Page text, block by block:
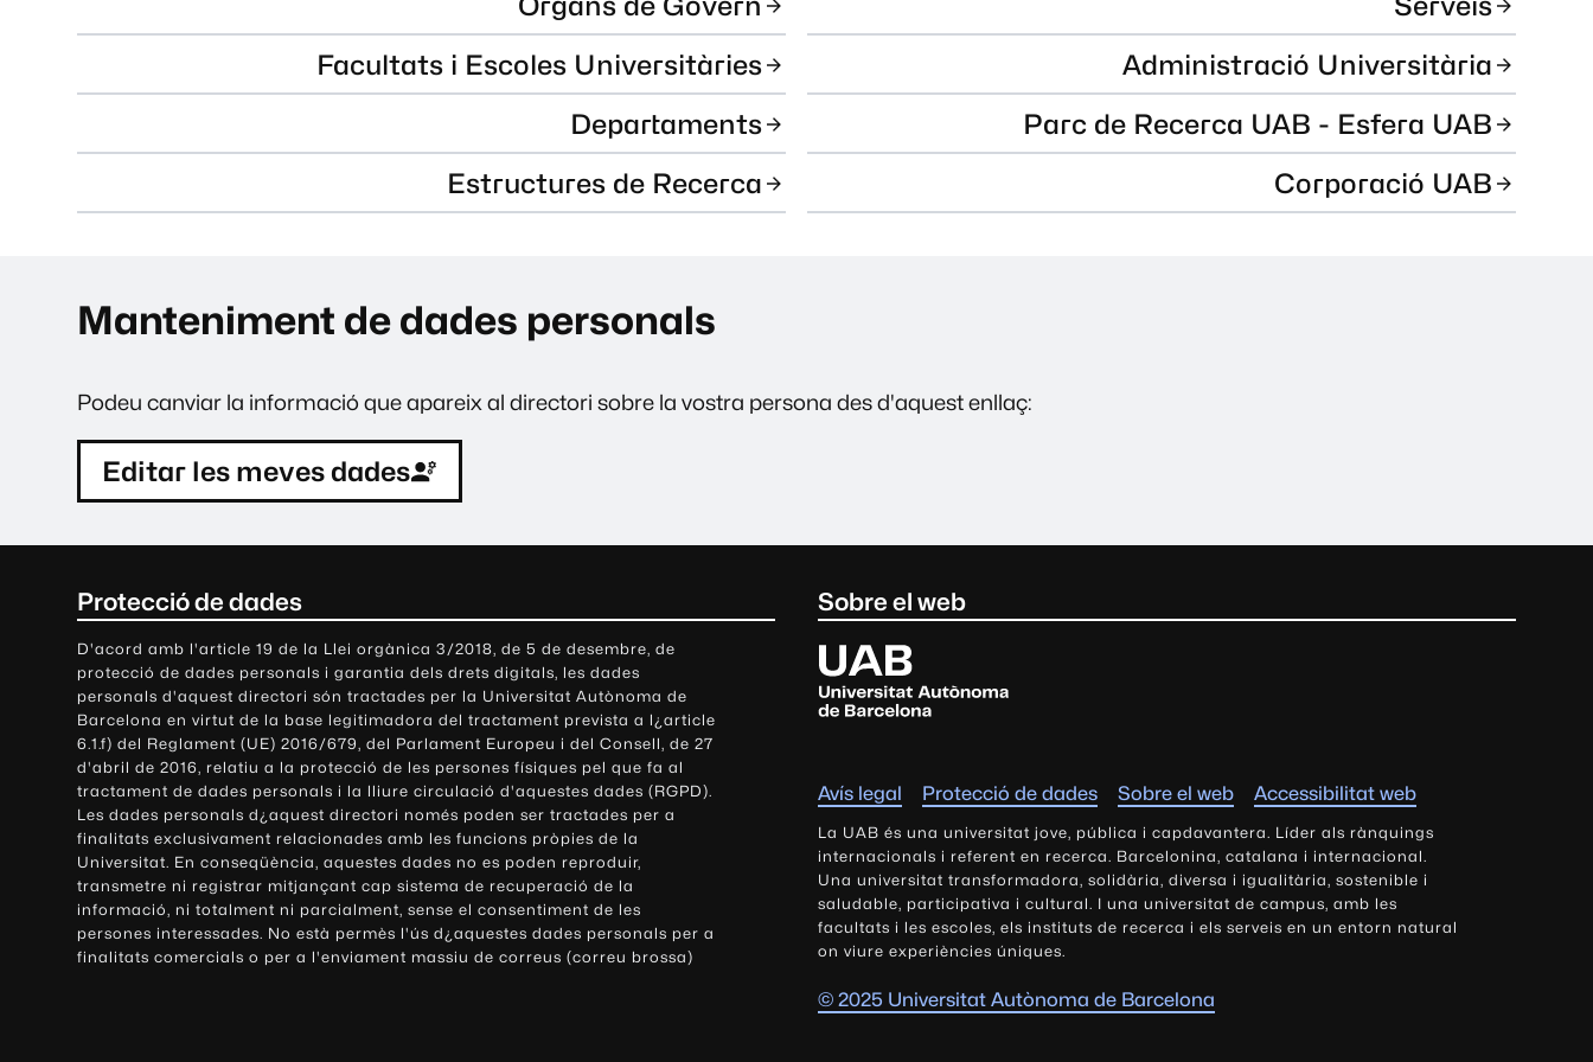
Facultats i Escoles Universitàries
Departaments
Estructures de Recerca
Administració Universitària
Parc de Recerca UAB - Esfera UAB
Corporació UAB
Manteniment de dades personals
Podeu canviar la informació que apareix al directori sobre la vostra persona des d'aquest enllaç:
Editar les meves dades
Protecció de dades
D'acord amb l'article 19 de la Llei orgànica 3/2018, de 5 de desembre, de
protecció de dades personals i garantia dels drets digitals, les dades
personals d'aquest directori són tractades per la Universitat Autònoma de
Barcelona en virtut de la base legitimadora del tractament prevista a l¿article
6.1.f) del Reglament (UE) 2016/679, del Parlament Europeu i del Consell, de 27
d'abril de 2016, relatiu a la protecció de les persones físiques pel que fa al
tractament de dades personals i la lliure circulació d'aquestes dades (RGPD).
Les dades personals d¿aquest directori només poden ser tractades per a
finalitats exclusivament relacionades amb les funcions pròpies de la
Universitat. En conseqüència, aquestes dades no es poden reproduir,
transmetre ni registrar mitjançant cap sistema de recuperació de la
informació, ni totalment ni parcialment, sense el consentiment de les
persones interessades. No està permès l'ús d¿aquestes dades personals per a
finalitats comercials o per a l'enviament massiu de correus (correu brossa)
Sobre el web
U
n
i
s
i
t
a
t
A
u
t
ò
Avís legal Protecció de dades Sobre el web Accessibilitat web
La UAB és una universitat jove, pública i capdavantera. Líder als rànquings
internacionals i referent en recerca. Barcelonina, catalana i internacional.
Una universitat transformadora, solidària, diversa i igualitària, sostenible i
saludable, participativa i cultural. I una universitat de campus, amb les
facultats i les escoles, els instituts de recerca i els serveis en un entorn natural
on viure experiències úniques.
© 2025 Universitat Autònoma de Barcelona